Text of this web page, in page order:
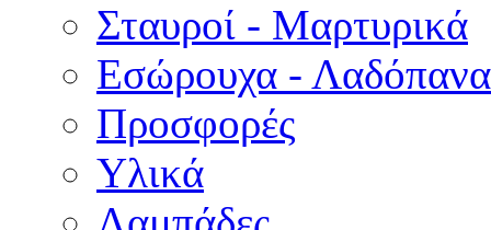
Σταυροί - Μαρτυρικά
Εσώρουχα -
Προσφορές
Υλικά